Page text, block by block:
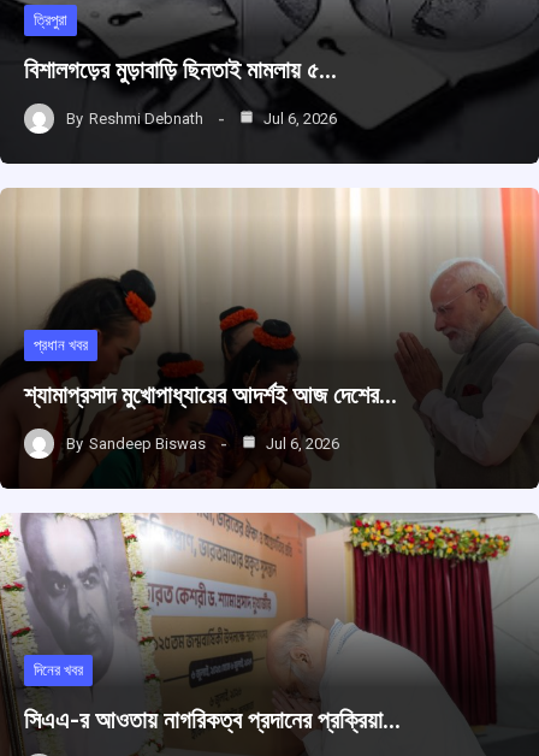
ত্রিপুরা
বিশালগড়ের মুড়াবাড়ি ছিনতাই মামলায় ৫…
By Reshmi Debnath Jul 6, 2026
প্রধান খবর
শ্যামাপ্রসাদ মুখোপাধ্যায়ের আদর্শই আজ দেশের…
By Sandeep Biswas Jul 6, 2026
দিনের খবর
সিএএ-র আওতায় নাগরিকত্ব প্রদানের প্রক্রিয়া…